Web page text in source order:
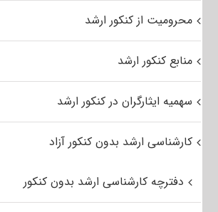
محرومیت از کنکور ارشد
منابع کنکور ارشد
سهمیه ایثارگران در کنکور ارشد
کارشناسی ارشد بدون کنکور آزاد
دفترچه کارشناسی ارشد بدون کنکور